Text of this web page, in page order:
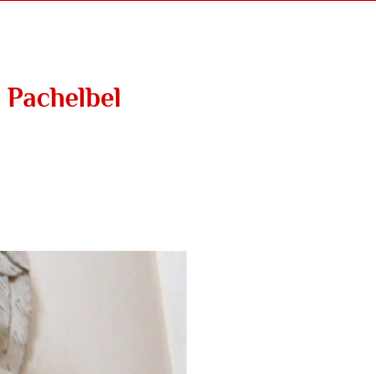
Pachelbel